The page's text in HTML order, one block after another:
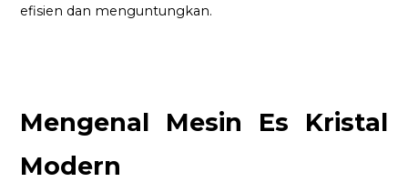
efisien dan menguntungkan.
Mengenal Mesin Es Kristal
Modern